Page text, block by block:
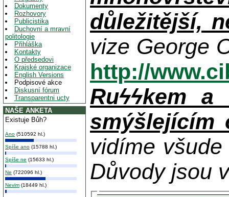
Dokumenty
Rozhovory
Publicistika
Duchovní a mravní
politologie
Přihláška
Kontakty
O předsedovi
Krajské organizace
English Versions
Podpisové akce
Diskusní fórum
Transparentni ucty
NAŠE ANKETA
Existuje Bůh?
Ano (510592 hl.)
Spíše ano (15788 hl.)
Spíše ne (15633 hl.)
Ne (722096 hl.)
Nevim (18449 hl.)
důležitější,
vize George
http://
Ruϟϟkem
smýšlejícím
vidíme
Důvody jsou